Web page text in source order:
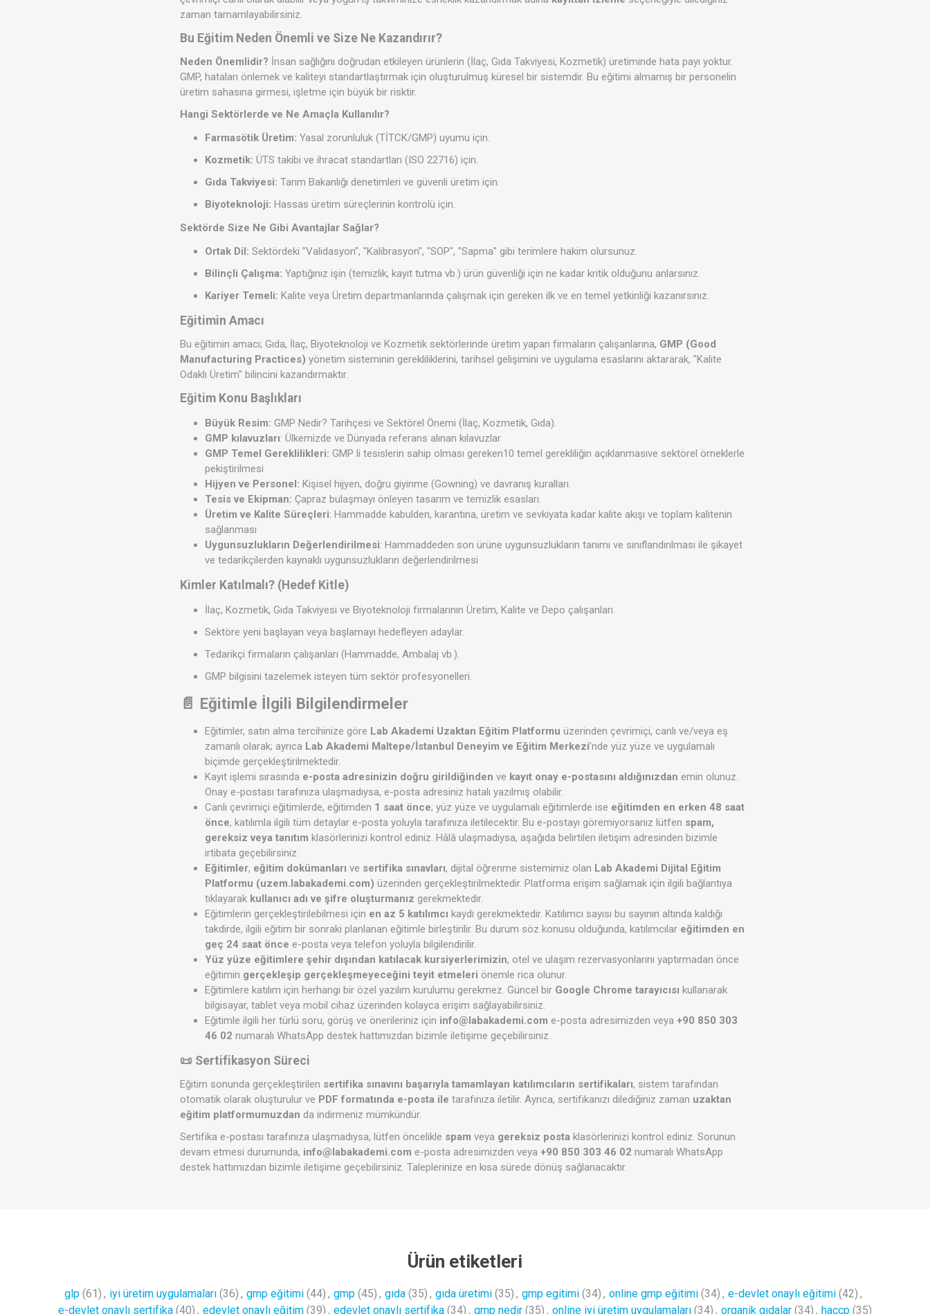
zaman tamamlayabilirsiniz.
Bu Eğitim Neden Önemli ve Size Ne Kazandırır?
Neden Önemlidir? İnsan sağlığını doğrudan etkileyen ürünlerin (İlaç, Gıda Takviyesi, Kozmetik) üretiminde hata payı yoktur.
GMP, hataları önlemek ve kaliteyi standartlaştırmak için oluşturulmuş küresel bir sistemdir. Bu eğitimi almamış bir personelin
üretim sahasına girmesi, işletme için büyük bir risktir.
Hangi Sektörlerde ve Ne Amaçla Kullanılır?
Farmasötik Üretim: Yasal zorunluluk (TİTCK/GMP) uyumu için.
Kozmetik: ÜTS takibi ve ihracat standartları (ISO 22716) için.
Gıda Takviyesi: Tarım Bakanlığı denetimleri ve güvenli üretim için.
Biyoteknoloji: Hassas üretim süreçlerinin kontrolü için.
Sektörde Size Ne Gibi Avantajlar Sağlar?
Ortak Dil: Sektördeki "Validasyon", "Kalibrasyon", "SOP", "Sapma" gibi terimlere hakim olursunuz.
Bilinçli Çalışma: Yaptığınız işin (temizlik, kayıt tutma vb.) ürün güvenliği için ne kadar kritik olduğunu anlarsınız.
Kariyer Temeli: Kalite veya Üretim departmanlarında çalışmak için gereken ilk ve en temel yetkinliği kazanırsınız.
Eğitimin Amacı
Bu eğitimin amacı; Gıda, İlaç, Biyoteknoloji ve Kozmetik sektörlerinde üretim yapan firmaların çalışanlarına, GMP (Good
Manufacturing Practices) yönetim sisteminin gerekliliklerini, tarihsel gelişimini ve uygulama esaslarını aktararak, "Kalite
Odaklı Üretim" bilincini kazandırmaktır.
Eğitim Konu Başlıkları
Büyük Resim: GMP Nedir? Tarihçesi ve Sektörel Önemi (İlaç, Kozmetik, Gıda).
GMP kılavuzları: Ülkemizde ve Dünyada referans alınan kılavuzlar
GMP Temel Gereklilikleri:GMP li tesislerin sahip olması gereken10 temel gerekliliğin açıklanmasıve sektörel örneklerle
pekiştirilmesi
Hijyen ve Personel: Kişisel hijyen, doğru giyinme (Gowning) ve davranış kuralları.
Tesis ve Ekipman: Çapraz bulaşmayı önleyen tasarım ve temizlik esasları.
Üretim ve Kalite Süreçleri: Hammadde kabulden, karantina, üretim ve sevkiyata kadar kalite akışı ve toplam kalitenin
sağlanması
Uygunsuzlukların Değerlendirilmesi: Hammaddeden son ürüne uygunsuzlukların tanımı ve sınıflandırılması ile şikayet
ve tedarikçilerden kaynaklı uygunsuzlukların değerlendirilmesi
Kimler Katılmalı? (Hedef Kitle)
İlaç, Kozmetik, Gıda Takviyesi ve Biyoteknoloji firmalarının Üretim, Kalite ve Depo çalışanları.
Sektöre yeni başlayan veya başlamayı hedefleyen adaylar.
Tedarikçi firmaların çalışanları (Hammadde, Ambalaj vb.).
GMP bilgisini tazelemek isteyen tüm sektör profesyonelleri.
📄 Eğitimle İlgili Bilgilendirmeler
Eğitimler, satın alma tercihinize göre Lab Akademi Uzaktan Eğitim Platformu üzerinden çevrimiçi, canlı ve/veya eş
zamanlı olarak; ayrıca Lab Akademi Maltepe/İstanbul Deneyim ve Eğitim Merkezi’nde yüz yüze ve uygulamalı
biçimde gerçekleştirilmektedir.
Kayıt işlemi sırasında e-posta adresinizin doğru girildiğinden ve kayıt onay e-postasını aldığınızdan emin olunuz.
Onay e-postası tarafınıza ulaşmadıysa, e-posta adresiniz hatalı yazılmış olabilir.
Canlı çevrimiçi eğitimlerde, eğitimden 1 saat önce; yüz yüze ve uygulamalı eğitimlerde ise eğitimden en erken 48 saat
önce, katılımla ilgili tüm detaylar e-posta yoluyla tarafınıza iletilecektir. Bu e-postayı göremiyorsanız lütfen spam,
gereksiz veya tanıtım klasörlerinizi kontrol ediniz. Hâlâ ulaşmadıysa, aşağıda belirtilen iletişim adresinden bizimle
irtibata geçebilirsiniz.
Eğitimler, eğitim dokümanları ve sertifika sınavları, dijital öğrenme sistemimiz olan Lab Akademi Dijital Eğitim
Platformu (uzem.labakademi.com) üzerinden gerçekleştirilmektedir. Platforma erişim sağlamak için ilgili bağlantıya
tıklayarak kullanıcı adı ve şifre oluşturmanız gerekmektedir.
Eğitimlerin gerçekleştirilebilmesi için en az 5 katılımcı kaydı gerekmektedir. Katılımcı sayısı bu sayının altında kaldığı
takdirde, ilgili eğitim bir sonraki planlanan eğitimle birleştirilir. Bu durum söz konusu olduğunda, katılımcılar eğitimden en
geç 24 saat önce e-posta veya telefon yoluyla bilgilendirilir.
Yüz yüze eğitimlere şehir dışından katılacak kursiyerlerimizin, otel ve ulaşım rezervasyonlarını yaptırmadan önce
eğitimin gerçekleşip gerçekleşmeyeceğini teyit etmeleri önemle rica olunur.
Eğitimlere katılım için herhangi bir özel yazılım kurulumu gerekmez. Güncel bir Google Chrome tarayıcısı kullanarak
bilgisayar, tablet veya mobil cihaz üzerinden kolayca erişim sağlayabilirsiniz.
Eğitimle ilgili her türlü soru, görüş ve önerileriniz için info@labakademi.com e-posta adresimizden veya+90 850 303
46 02 numaralı WhatsApp destek hattımızdan bizimle iletişime geçebilirsiniz.
📜 Sertifikasyon Süreci
Eğitim sonunda gerçekleştirilen sertifika sınavını başarıyla tamamlayan katılımcıların sertifikaları, sistem tarafından
otomatik olarak oluşturulur ve PDF formatında e-posta ile tarafınıza iletilir. Ayrıca, sertifikanızı dilediğiniz zaman uzaktan
eğitim platformumuzdan da indirmeniz mümkündür.
Sertifika e-postası tarafınıza ulaşmadıysa, lütfen öncelikle spam veya gereksiz posta klasörlerinizi kontrol ediniz. Sorunun
devam etmesi durumunda, info@labakademi.com e-posta adresimizden veya+90 850 303 46 02 numaralı WhatsApp
destek hattımızdan bizimle iletişime geçebilirsiniz. Taleplerinize en kısa sürede dönüş sağlanacaktır.
Ürün etiketleri
glp (61) , iyi üretim uygulamaları (36) , gmp eğitimi (44) , gmp (45) , gıda (35) , gıda üretimi (35) , gmp egitimi (34) , online gmp eğitimi (34) , e-devlet onaylı eğitimi (42) ,
e-devlet onaylı sertifika (40) , edevlet onaylı eğitim (39) , edevlet onaylı sertifika (34) , gmp nedir (35) , online iyi üretim uygulamaları (34) , organik gıdalar (34) , haccp (35)